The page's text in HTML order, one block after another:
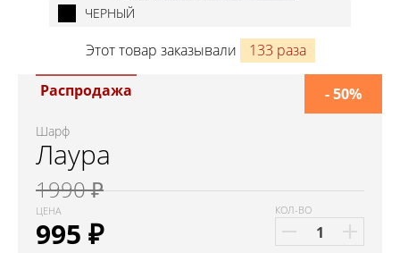
ЧЕРНЫЙ
Этот товар заказывали 133 раза
Распродажа
Шарф
Лаура
1990 ₽
ЦЕНА
995 ₽
- 50%
КОЛ-ВО